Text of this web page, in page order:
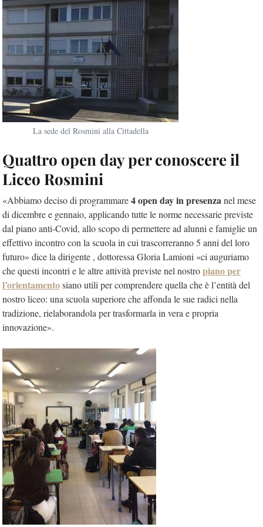
La sede del Rosmini alla Cittadella
Quattro open day per conoscere il
Liceo Rosmini
«Abbiamo deciso di programmare4 open day in presenzanel mese
di dicembre e gennaio, applicando tutte le norme necessarie previste
dal piano anti-Covid, allo scopo di permettere ad alunni e famiglie un
effettivo incontro con la scuola in cui trascorreranno 5 anni del loro
futuro» dice la dirigente , dottoressa Gloria Lamioni «ci auguriamo
che questi incontri e le altre attività previste nel nostropiano per
l’orientamentosiano utili per comprendere quella che è l’entità del
nostro liceo: una scuola superiore che affonda le sue radici nella
tradizione, rielaborandola per trasformarla in vera e propria
innovazione».